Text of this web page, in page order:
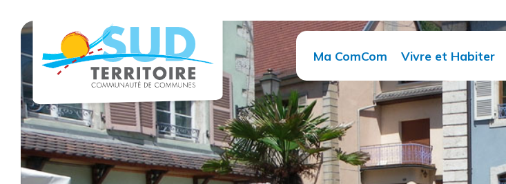
Ma ComCom
Compétences
Élus
Les horaires des
services
Organisation des
services
Vivre et Habiter
Actualités
Facturation
Commerces et
services de proximité
Gestion des déchets
Eau potable